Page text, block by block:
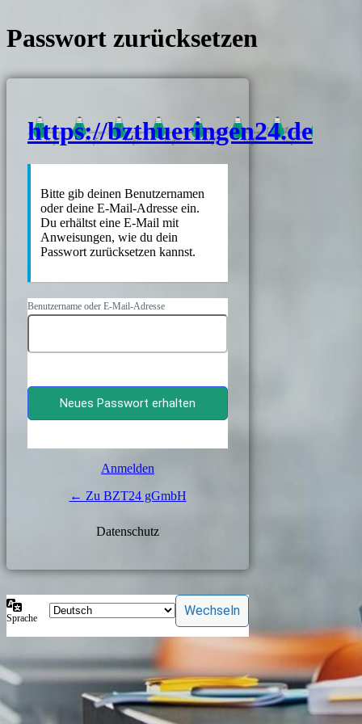
Passwort zurücksetzen
https://bzthueringen24.de
Bitte gib deinen Benutzernamen
oder deine E-Mail-Adresse ein.
Du erhältst eine E-Mail mit
Anweisungen, wie du dein
Passwort zurücksetzen kannst.
Benutzername oder E-Mail-Adresse
Anmelden
← Zu BZT24 gGmbH
Daten­schutz
Sprache